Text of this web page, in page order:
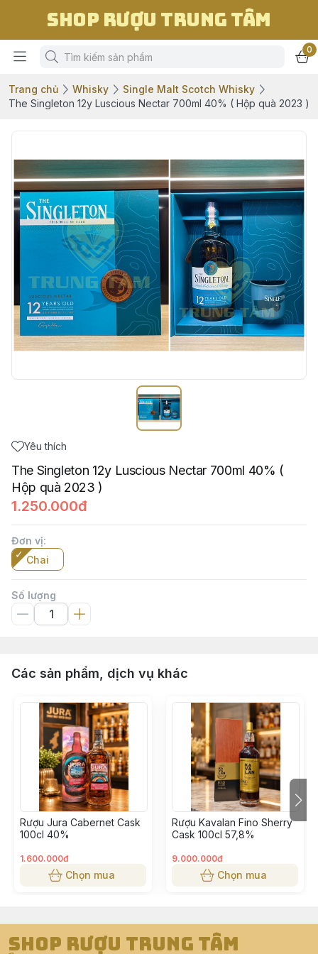
Shop Rượu Trung Tâm
0
Trang chủ Whisky
Single Malt Scotch Whisky
The Singleton 12y Luscious Nectar 700ml 40% ( Hộp quà 2023 )
Yêu thích
The Singleton 12y Luscious Nectar 700ml 40% (
Hộp quà 2023 )
1.250.000đ
Đơn vị:
Chai
Số lượng
Các sản phẩm, dịch vụ khác
Rượu Jura Cabernet Cask
100cl 40%
1.600.000đ
Chọn mua
Rượu Kavalan Fino Sherry
Cask 100cl 57,8%
9.000.000đ
Chọn mua
Shop Rượu Trung Tâm